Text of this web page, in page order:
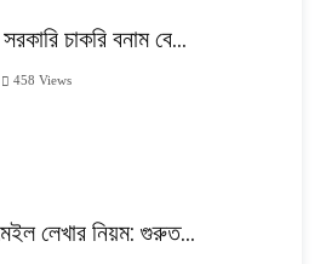
সরকারি চাকরি বনাম বে…
458 Views
লেখার নিয়ম: গুরুত…